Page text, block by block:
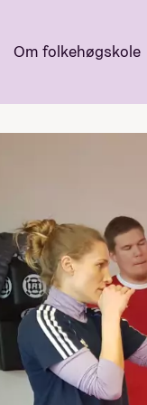
Om folkehøgskole